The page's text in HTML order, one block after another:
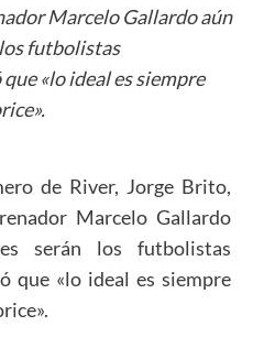
Marcelo Gallardo aún
futbolistas
«lo ideal es siempre
de River, Jorge Brito,
Marcelo Gallardo
serán los futbolistas
que «lo ideal es siempre